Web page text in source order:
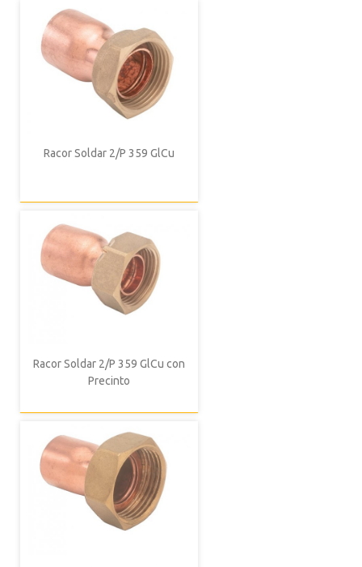
Racor Soldar 2/P 359 GlCu
Racor Soldar 2/P 359 GlCu con
Precinto